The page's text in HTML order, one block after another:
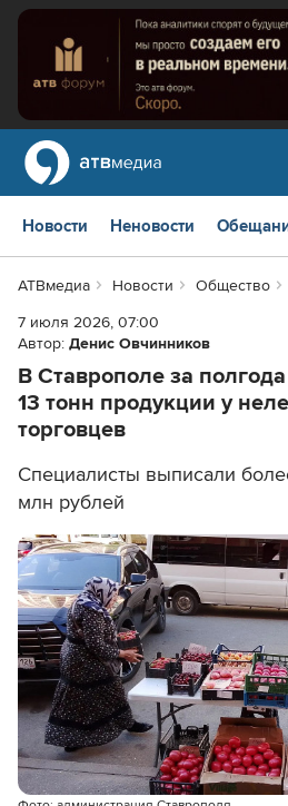
Новости Неновости
АТВмедиа Новости
Общество
7 июля 2026, 07:00
Автор: Денис Овчинников
В Ставрополе за
13 тонн продукции у
торговцев
Специалисты выписали
млн рублей